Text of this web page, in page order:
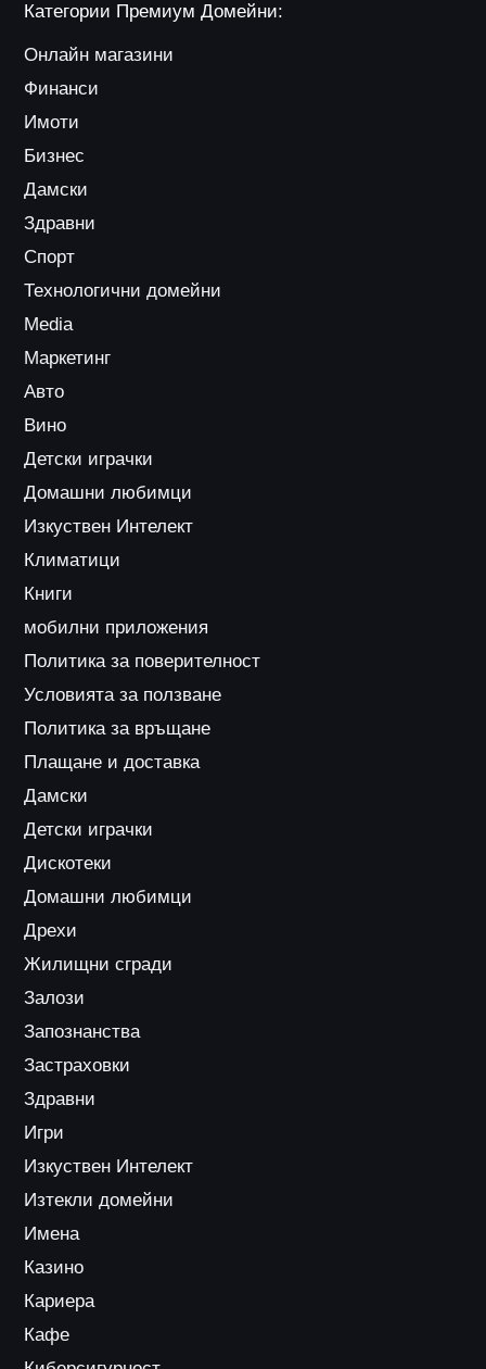
Категории Премиум Домейни:
Онлайн магазини
Финанси
Имоти
Бизнес
Дамски
Здравни
Спорт
Технологични домейни
Media
Маркетинг
Авто
Вино
Детски играчки
Домашни любимци
Изкуствен Интелект
Климатици
Книги
мобилни приложения
Политика за поверителност
Условията за ползване
Политика за връщане
Плащане и доставка
Дамски
Детски играчки
Дискотеки
Домашни любимци
Дрехи
Жилищни сгради
Залози
Запознанства
Застраховки
Здравни
Игри
Изкуствен Интелект
Изтекли домейни
Имена
Казино
Кариера
Кафе